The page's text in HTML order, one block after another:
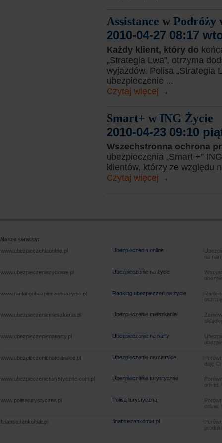
Assistance w
2010-04-27 08:17
Każdy klient, który do
„Strategia Lwa”, otrzyma
wyjazdów. Polisa „Strategia
ubezpieczenie ...
Czytaj więcej
Smart+ w ING Życie
2010-04-23 09:10
Wszechstronna ochrona
ubezpieczenia „Smart +”
klientów, którzy ze względu
Czytaj więcej
Nasze serwisy:
www.ubezpieczeniaonline.pl
Ubezpieczenia online
na
www.ubezpieczeniazyciowe.pl Ubezpieczenie na życie
www.rankingubezpieczennazycie.pl Ranking ubezpieczeń na życie
www.ubezpieczeniemieszkania.pl Ubezpieczenie mieszkania
www.ubezpieczenienanarty.pl Ubezpieczenie na narty
www.ubezpieczenienarciarskie.pl Ubezpieczenie narciarskie
daję
www.ubezpieczenieturystyczne.com.pl Ubezpieczenie turystyczne
www.polisaturystyczna.pl Polisa turystyczna
finanse.rankomat.pl finanse.rankomat.pl